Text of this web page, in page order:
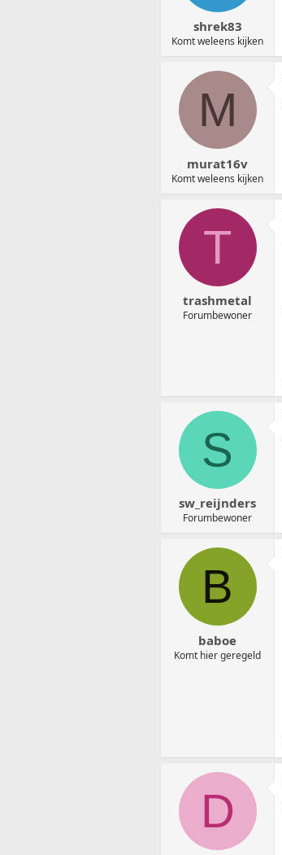
shrek83
Komt weleens kijken
M
murat16v
Komt weleens kijken
T
trashmetal
Forumbewoner
S
sw_reijnders
Forumbewoner
B
baboe
Komt hier geregeld
D